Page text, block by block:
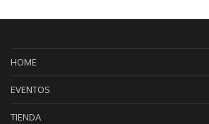
HOME
EVENTOS
TIENDA